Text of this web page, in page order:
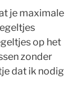
je maximale
op het
zonder
dat ik nodig